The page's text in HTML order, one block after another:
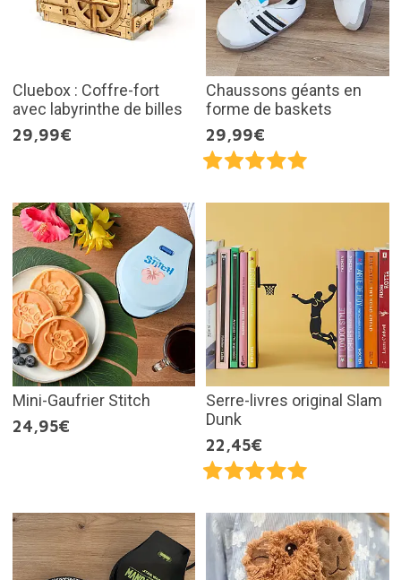
Cluebox : Coffre-fort
avec labyrinthe de billes
29,99€
Chaussons géants en
forme de baskets
29,99€
Mini-Gaufrier Stitch
24,95€
Serre-livres original Slam
Dunk
22,45€